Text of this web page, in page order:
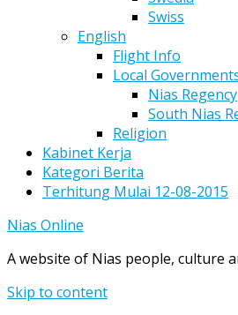
Swiss
English
Flight Info
Local
Nias Regency
South Nias
Religion
Kabinet Kerja
Kategori Berita
Terhitung Mulai 12-08-2015
Nias Online
A website of Nias people, culture
Skip to content